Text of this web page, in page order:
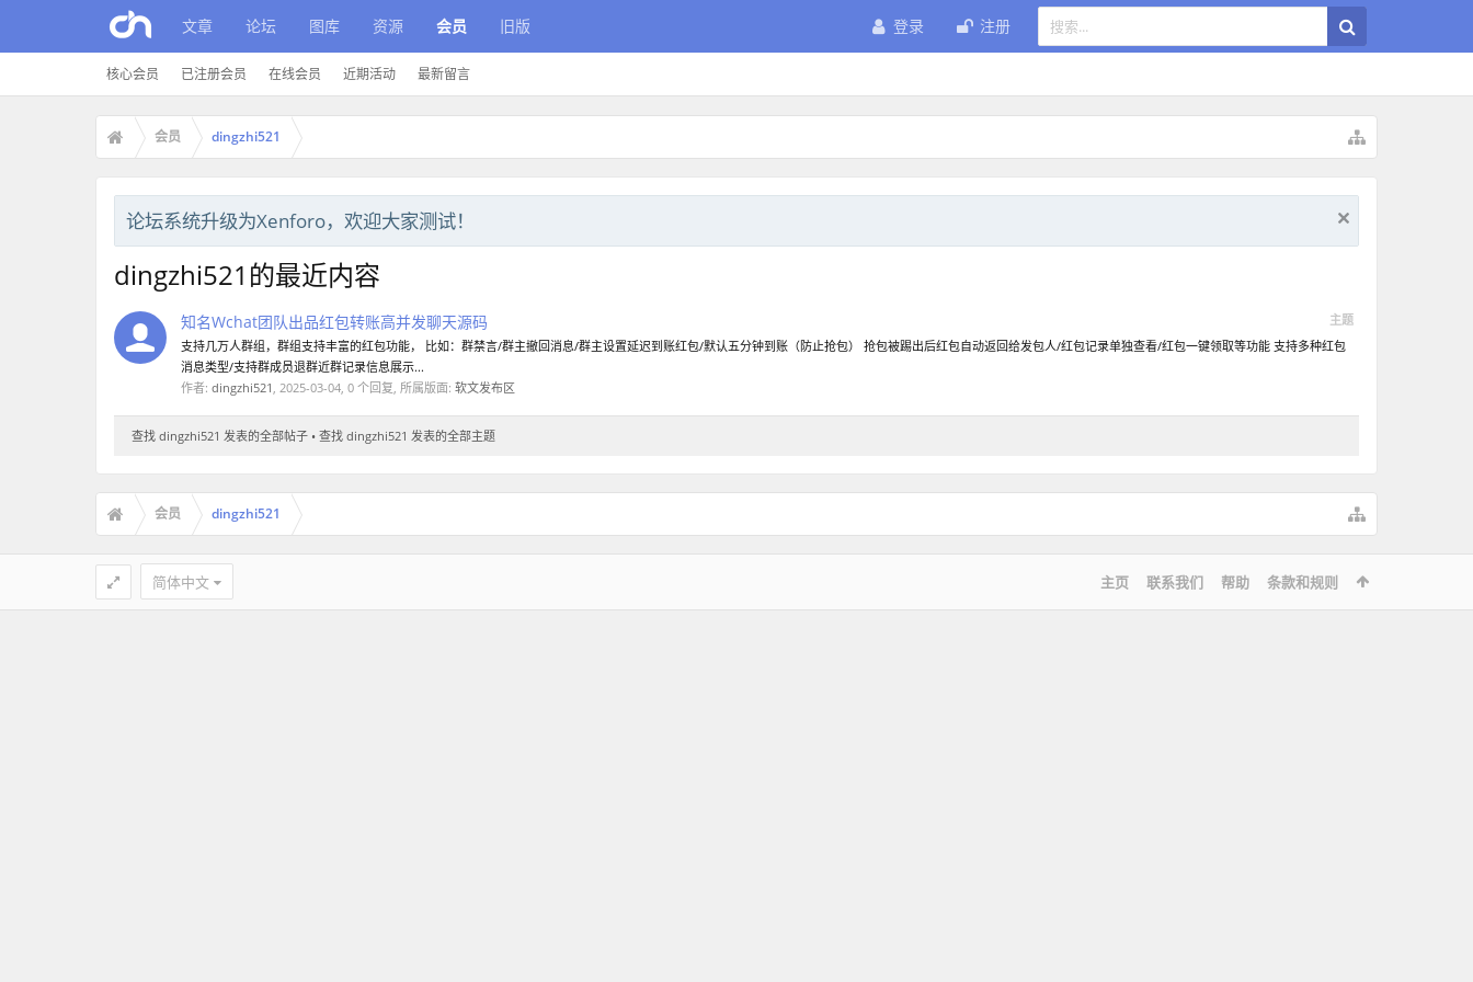
文章 论坛 图库 资源 会员
核心会员 已注册会员 在线会员 近期活动 最新留言
旧版 登录 注册
会员 dingzhi521
论坛系统升级为Xenforo，欢迎大家测试！
dingzhi521的最近内容
主题
知名Wchat团队出品红包转账高并发聊天源码
支持几万人群组，群组支持丰富的红包功能， 比如：群禁言/群主撤回消息/群主设置延迟到账红包/默认五分钟到账（防止抢包） 抢包被踢出后红包自动返回给发包人/红包记录单独查看/红包一键领取等功能 支持多种红包
消息类型/支持群成员退群近群记录信息展示...
作者: dingzhi521 , 2025-03-04, 0 个回复, 所属版面: 软文发布区
查找 dingzhi521 发表的全部帖子 查找 dingzhi521 发表的全部主题
会员 dingzhi521
简体中文 主页 联系我们 帮助 条款和规则